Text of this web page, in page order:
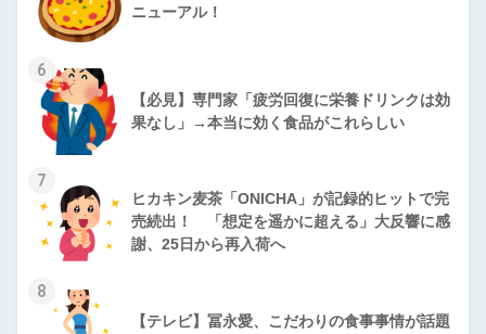
ニューアル！
6
【必見】専門家「疲労回復に栄養ドリンクは効
果なし」→本当に効く食品がこれらしい
7
ヒカキン麦茶「ONICHA」が記録的ヒットで完
売続出！ 「想定を遥かに超える」大反響に感
謝、25日から再入荷へ
8
【テレビ】冨永愛、こだわりの食事事情が話題